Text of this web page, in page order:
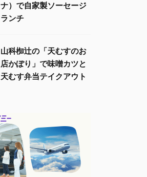
ナ）で自家製ソーセージ
ランチ
山科椥辻の「天むすのお
店かぽり」で味噌カツと
天むす弁当テイクアウト